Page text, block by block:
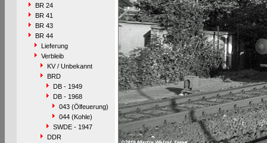
BR 24
BR 41
BR 43
BR 44
Lieferung
Verbleib
KV / Unbekannt
BRD
DB - 1949
DB - 1968
043 (Ölfeuerung)
044 (Kohle)
SWDE - 1947
DDR